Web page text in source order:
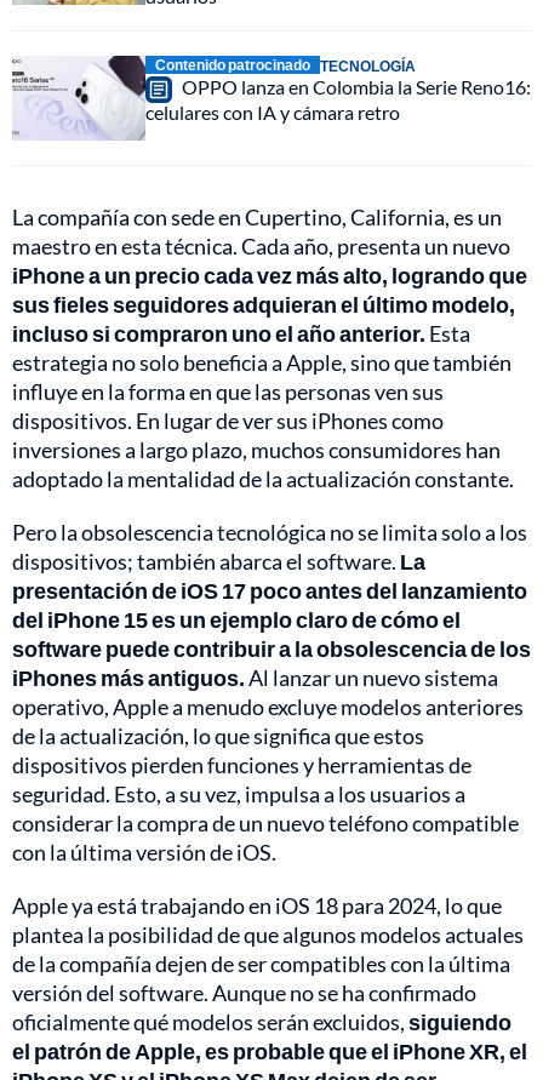
Contenido patrocinado TECNOLOGÍA
OPPO lanza en Colombia la Serie Reno16:
celulares con IA y cámara retro
La compañía con sede en Cupertino, California, es un
maestro en esta técnica. Cada año, presenta un nuevo
iPhone a un precio cada vez más alto, logrando que
sus fieles seguidores adquieran el último modelo,
incluso si compraron uno el año anterior. Esta
estrategia no solo beneficia a Apple, sino que también
influye en la forma en que las personas ven sus
dispositivos. En lugar de ver sus iPhones como
inversiones a largo plazo, muchos consumidores han
adoptado la mentalidad de la actualización constante.
Pero la obsolescencia tecnológica no se limita solo a los
dispositivos; también abarca el software. La
presentación de iOS 17 poco antes del lanzamiento
del iPhone 15 es un ejemplo claro de cómo el
software puede contribuir a la obsolescencia de los
iPhones más antiguos.Al lanzar un nuevo sistema
operativo, Apple a menudo excluye modelos anteriores
de la actualización, lo que significa que estos
dispositivos pierden funciones y herramientas de
seguridad. Esto, a su vez, impulsa a los usuarios a
considerar la compra de un nuevo teléfono compatible
con la última versión de iOS.
Apple ya está trabajando en iOS 18 para 2024, lo que
plantea la posibilidad de que algunos modelos actuales
de la compañía dejen de ser compatibles con la última
versión del software. Aunque no se ha confirmado
oficialmente qué modelos serán excluidos,siguiendo
el patrón de Apple, es probable que el iPhone XR, el